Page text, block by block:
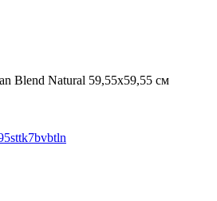
Blend Natural 59,55x59,55 см